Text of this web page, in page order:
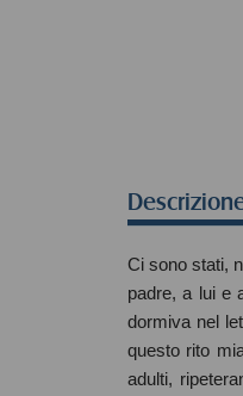
Ci sono stati,
padre, a lui e
dormiva nel
questo rito
adulti,